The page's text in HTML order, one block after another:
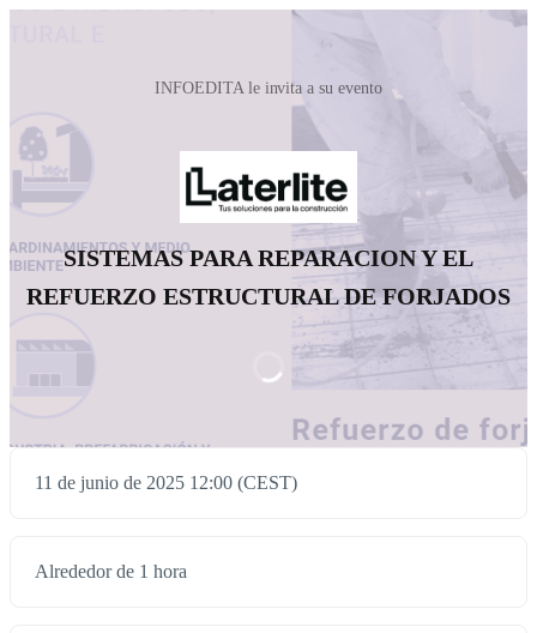
INFOEDITA le invita a su evento
SISTEMAS PARA REPARACION Y EL
REFUERZO ESTRUCTURAL DE FORJADOS
11 de junio de 2025 12:00 (CEST)
Alrededor de 1 hora